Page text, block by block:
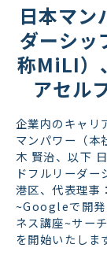
日本マン
ダーシッ
称MiLI）
アセル
企業内のキャリ
マンパワー（本
木 賢治、以下
ドフルリーダー
港区、代表理事
~Googleで開発
ネス講座~サー
を開始いたしま